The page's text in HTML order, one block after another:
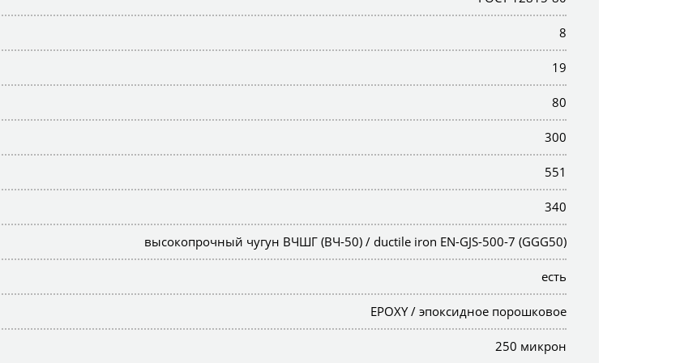
8
19
80
300
551
340
высокопрочный чугун ВЧШГ (ВЧ-50) / ductile iron EN-GJS-500-7 (GGG50)
есть
EPOXY / эпоксидное порошковое
250 микрон